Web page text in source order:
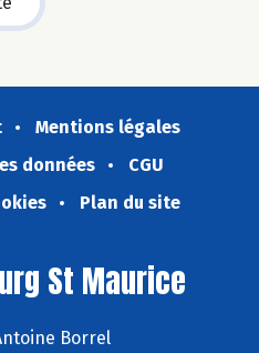
Mentions légales
données
CGU
Plan du site
St Maurice
Borrel